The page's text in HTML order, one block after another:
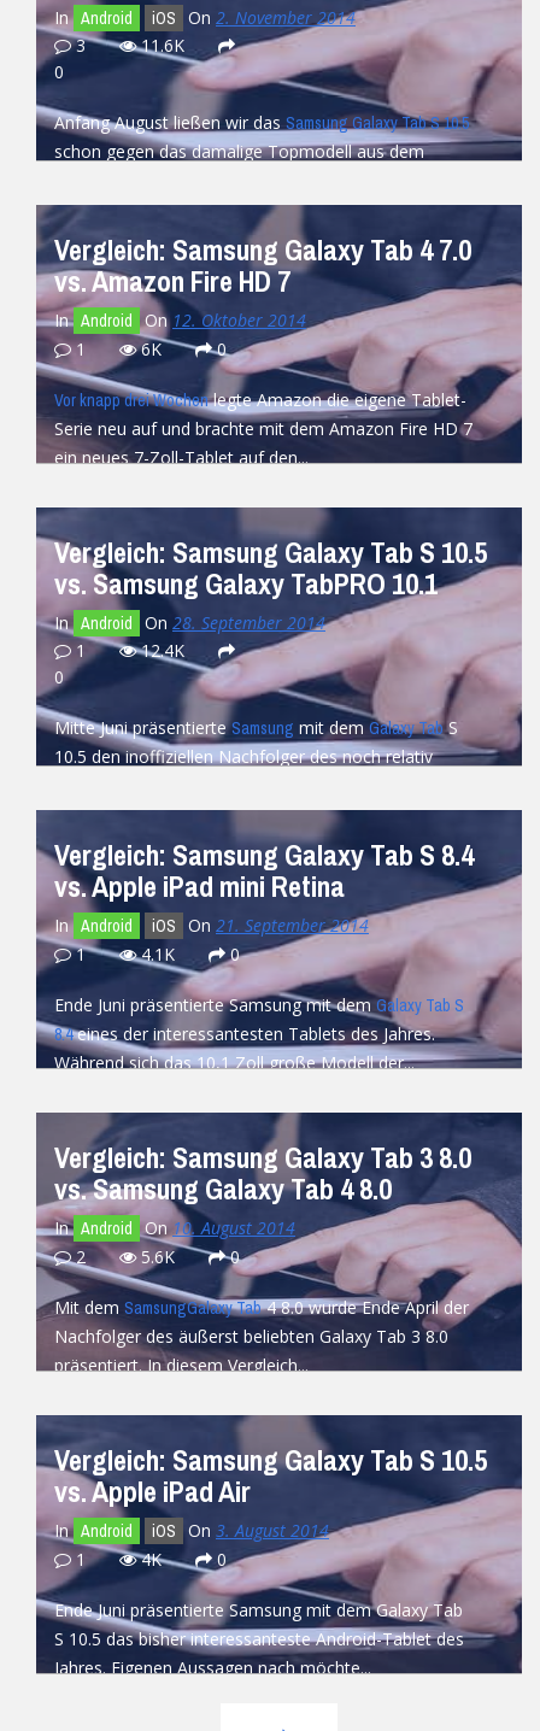
In Android iOS On 2. November 2014
3
11.6K
0
Anfang August ließen wir das Samsung Galaxy Tab S 10.5
schon gegen das damalige Topmodell aus dem
READ MORE
Vergleich: Samsung Galaxy Tab 4 7.0
vs. Amazon Fire HD 7
In Android On 12. Oktober 2014
1
6K 0
Vor knapp drei Wochenlegte Amazon die eigene Tablet-
Serie neu auf und brachte mit dem Amazon Fire HD 7
ein neues 7-Zoll-Tablet auf den...
Vergleich: Samsung Galaxy Tab S 10.5
vs. Samsung Galaxy TabPRO 10.1
In Android On 28. September 2014
1
12.4K
0
Mitte Juni präsentierteSamsung mit demGalaxy TabS
10.5 den inoffiziellen Nachfolger des noch relativ
Vergleich: Samsung Galaxy Tab S 8.4
vs. Apple iPad mini Retina
In Android iOS On 21. September 2014
1
4.1K 0
Ende Juni präsentierte Samsung mit demGalaxy Tab S
8.4eines der interessantesten Tablets des Jahres.
Während sich das 10,1 Zoll große Modell der...
Vergleich: Samsung Galaxy Tab 3 8.0
vs. Samsung Galaxy Tab 4 8.0
In Android On10. August 2014
2
5.6K 0
Mit dem SamsungGalaxy Tab4 8.0 wurde Ende April der
Nachfolger des äußerst beliebten Galaxy Tab 3 8.0
präsentiert. In diesem Vergleich...
Vergleich: Samsung Galaxy Tab S 10.5
vs. Apple iPad Air
In Android iOS On 3. August 2014
1
4K 0
Ende Juni präsentierte Samsung mit dem Galaxy Tab
S 10.5 das bisher interessanteste Android-Tablet des
Jahres. Eigenen Aussagen nach möchte...